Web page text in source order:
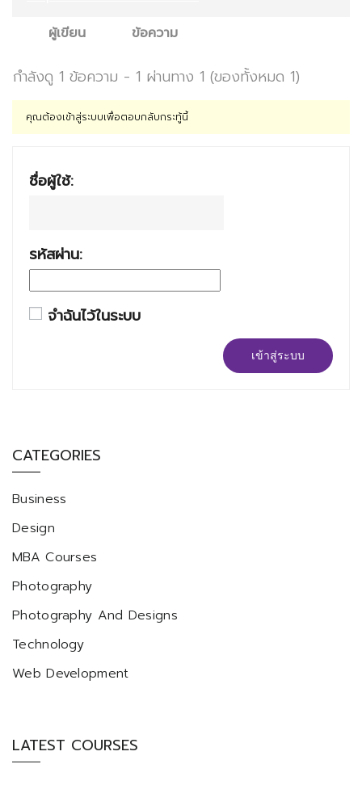
ผู้เขียน
ข้อความ
กำลังดู 1 ข้อความ - 1 ผ่านทาง 1 (ของทั้งหมด 1)
คุณต้องเข้าสู่ระบบเพื่อตอบกลับกระทู้นี้
ชื่อผู้ใช้:
รหัสผ่าน:
จำฉันไว้ในระบบ
เข้าสู่ระบบ
CATEGORIES
Business
Design
MBA Courses
Photography
Photography And Designs
Technology
Web Development
LATEST COURSES